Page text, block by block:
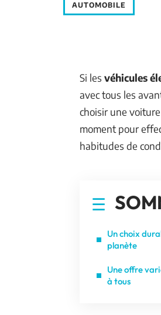
AUTOMOBILE
Si les véhicules
avec tous les
choisir une
moment pour
habitudes de
Un choix
planète
Une offre
à tous